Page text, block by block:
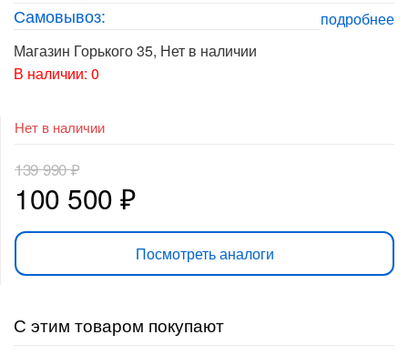
подробнее
Самовывоз:
Магазин Горького 35, Нет в наличии
В наличии: 0
Нет в наличии
139 990₽
Первоначальная
цена
составляла
139
100 500 ₽Текущая
цена:
100
500 ₽.
Посмотреть аналоги
С этим товаром покупают